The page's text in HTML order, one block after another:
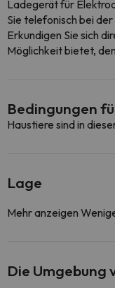
Ladegerät für
Sie telefonisch bei
Erkundigen Sie sich
Möglichkeit bietet,
Bedingungen
Haustiere sind in
Lage
Mehr anzeigen
Die Umgebung